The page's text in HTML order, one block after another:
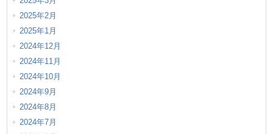
2025年2月
2025年1月
2024年12月
2024年11月
2024年10月
2024年9月
2024年8月
2024年7月